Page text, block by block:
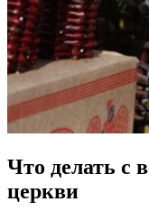
Что делать с
церкви